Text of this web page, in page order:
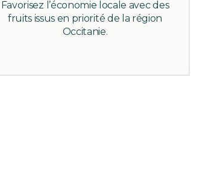
Favorisez l’économie locale avec des
fruits issus en priorité de la région
Occitanie.